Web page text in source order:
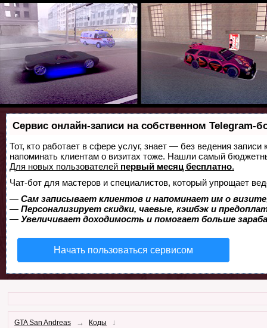
Сервис онлайн-записи на собственном Telegram-
Тот, кто работает в сфере услуг, знает — без ведения
напоминать клиентам о визитах тоже. Нашли самый
Для новых пользователей первый месяц бесплатно.
Чат-бот для мастеров и специалистов, который упрощает
— Сам записывает клиентов и напоминает им о
— Персонализирует скидки, чаевые, кэшбэк и
— Увеличивает доходимость и помогает больше
Начать пользоваться сервисом
GTA San Andreas → Коды ↓